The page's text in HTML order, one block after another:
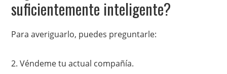
suficientemente inteligente?
Para averiguarlo, puedes preguntarle:
2. Véndeme tu actual compañía.